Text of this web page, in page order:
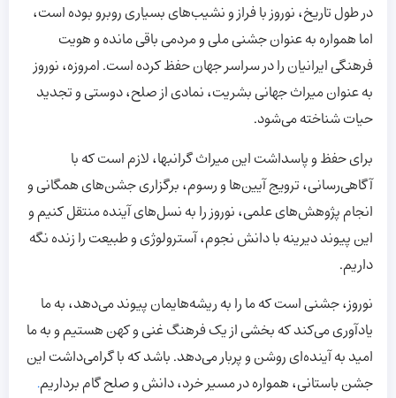
در طول تاریخ، نوروز با فراز و نشیب‌های بسیاری روبرو بوده است،
اما همواره به عنوان جشنی ملی و مردمی باقی مانده و هویت
فرهنگی ایرانیان را در سراسر جهان حفظ کرده است. امروزه، نوروز
به عنوان میراث جهانی بشریت، نمادی از صلح، دوستی و تجدید
حیات شناخته می‌شود.
برای حفظ و پاسداشت این میراث گرانبها، لازم است که با
آگاهی‌رسانی، ترویج آیین‌ها و رسوم، برگزاری جشن‌های همگانی و
انجام پژوهش‌های علمی، نوروز را به نسل‌های آینده منتقل کنیم و
این پیوند دیرینه با دانش نجوم، آسترولوژی و طبیعت را زنده نگه
داریم.
نوروز، جشنی است که ما را به ریشه‌هایمان پیوند می‌دهد، به ما
یادآوری می‌کند که بخشی از یک فرهنگ غنی و کهن هستیم و به ما
امید به آینده‌ای روشن و پربار می‌دهد. باشد که با گرامی‌داشت این
جشن باستانی، همواره در مسیر خرد، دانش و صلح گام برداریم.